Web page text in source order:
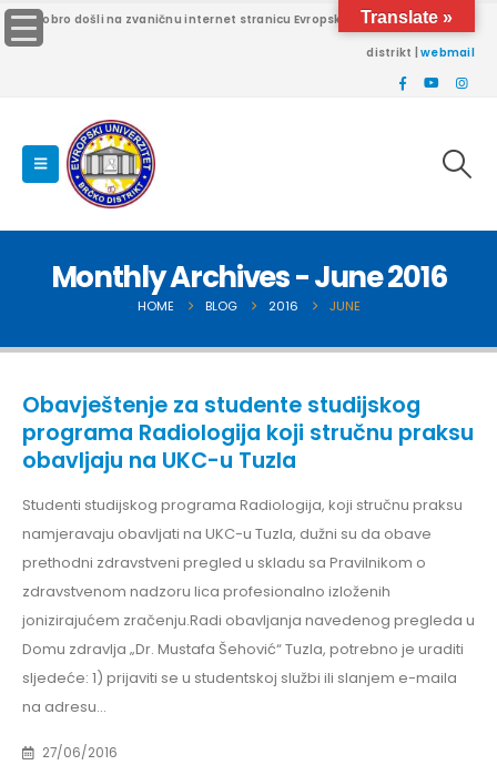
Dobro došli na zvaničnu internet stranicu Evropskog univerziteta Brčko
distrikt |webmail
Monthly Archives - June 2016
HOME BLOG 2016 JUNE
Obavještenje za studente studijskog
programa Radiologija koji stručnu praksu
obavljaju na UKC-u Tuzla
Studenti studijskog programa Radiologija, koji stručnu praksu
namjeravaju obavljati na UKC-u Tuzla, dužni su da obave
prethodni zdravstveni pregled u skladu sa Pravilnikom o
zdravstvenom nadzoru lica profesionalno izloženih
jonizirajućem zračenju.Radi obavljanja navedenog pregleda u
Domu zdravlja „Dr. Mustafa Šehović“ Tuzla, potrebno je uraditi
sljedeće: 1) prijaviti se u studentskoj službi ili slanjem e-maila
na adresu...
27/06/2016
Translate »